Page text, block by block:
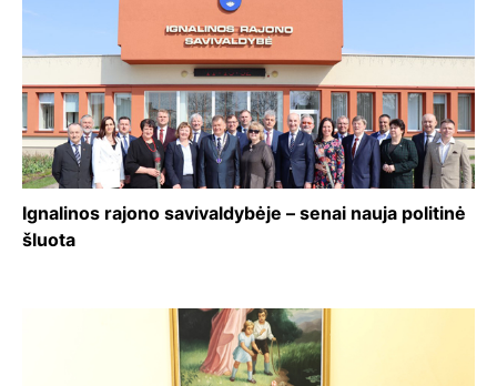
Ignalinos rajono savivaldybėje – senai nauja politinė
šluota